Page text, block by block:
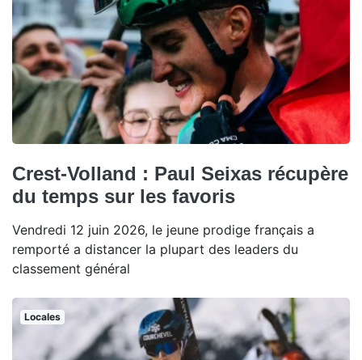
Crest-Volland : Paul Seixas récupère
du temps sur les favoris
Vendredi 12 juin 2026, le jeune prodige français a
remporté a distancer la plupart des leaders du
classement général
Locales